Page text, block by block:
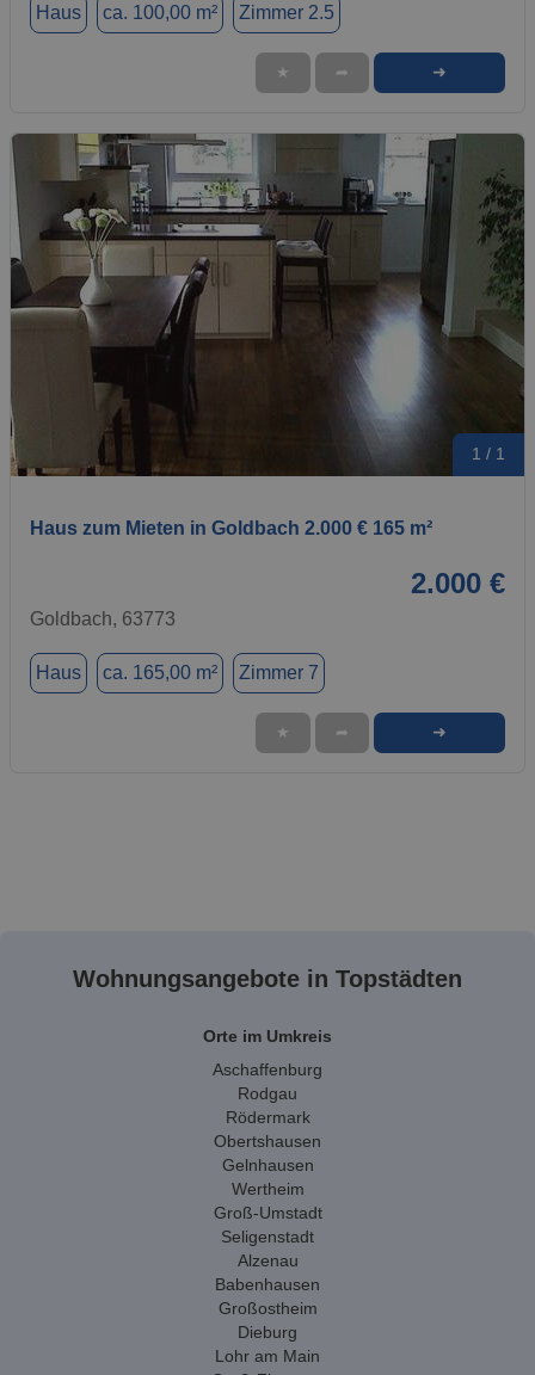
Haus ca. 100,00 m² Zimmer 2.5
★ ➦ ➜
1 / 1
Haus zum Mieten in Goldbach 2.000 € 165 m²
2.000 €
Goldbach, 63773
Haus ca. 165,00 m² Zimmer 7
★ ➦ ➜
Wohnungsangebote in Topstädten
Orte im Umkreis
Aschaffenburg
Rodgau
Rödermark
Obertshausen
Gelnhausen
Wertheim
Groß-Umstadt
Seligenstadt
Alzenau
Babenhausen
Großostheim
Dieburg
Lohr am Main